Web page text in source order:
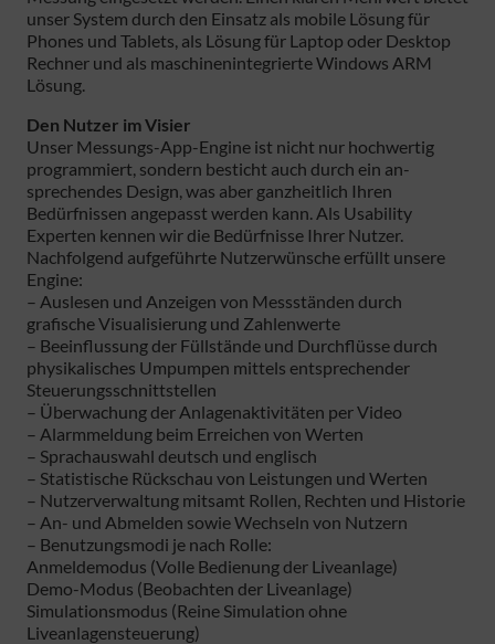
unser System durch den Einsatz als mobile Lösung für
Phones und Tablets, als Lösung für Laptop oder Desktop
Rechner und als maschinenintegrierte Windows ARM
Lösung.
Den Nutzer im Visier
Unser Messungs-App-Engine ist nicht nur hochwertig
programmiert, sondern besticht auch durch ein an-
sprechendes Design, was aber ganzheitlich Ihren
Bedürfnissen angepasst werden kann. Als Usability
Experten kennen wir die Bedürfnisse Ihrer Nutzer.
Nachfolgend aufgeführte Nutzerwünsche erfüllt unsere
Engine:
– Auslesen und Anzeigen von Messständen durch
grafische Visualisierung und Zahlenwerte
– Beeinflussung der Füllstände und Durchflüsse durch
physikalisches Umpumpen mittels entsprechender
Steuerungsschnittstellen
– Überwachung der Anlagenaktivitäten per Video
– Alarmmeldung beim Erreichen von Werten
– Sprachauswahl deutsch und englisch
– Statistische Rückschau von Leistungen und Werten
– Nutzerverwaltung mitsamt Rollen, Rechten und Historie
– An- und Abmelden sowie Wechseln von Nutzern
– Benutzungsmodi je nach Rolle:
Anmeldemodus (Volle Bedienung der Liveanlage)
Demo-Modus (Beobachten der Liveanlage)
Simulationsmodus (Reine Simulation ohne
Liveanlagensteuerung)